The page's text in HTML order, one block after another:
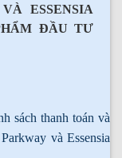
ESSENSIA
ĐẦU TƯ